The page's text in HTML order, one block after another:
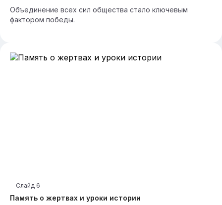
Объединение всех сил общества стало ключевым
фактором победы.
Память о жертвах и уроки истории
Слайд 6